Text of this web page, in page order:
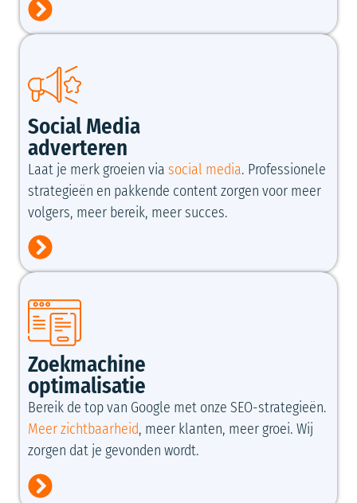
Social Media
adverteren
Laat je merk groeien via social media. Professionele
strategieën en pakkende content zorgen voor meer
volgers, meer bereik, meer succes.
Zoekmachine
optimalisatie
Bereik de top van Google met onze SEO-strategieën.
Meer zichtbaarheid, meer klanten, meer groei. Wij
zorgen dat je gevonden wordt.